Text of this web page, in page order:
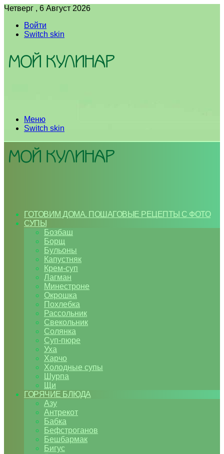
Четверг , 6 Август 2026
Войти
Switch skin
Меню
Switch skin
ГОТОВИМ ДОМА. ПОШАГОВЫЕ РЕЦЕПТЫ С ФОТО
СУПЫ
Бозбаш
Борщ
Бульоны
Капустняк
Крем-суп
Лагман
Минестроне
Окрошка
Похлебка
Рассольник
Свекольник
Солянка
Суп-пюре
Уха
Харчо
Холодные супы
Шурпа
Щи
ГОРЯЧИЕ БЛЮДА
Азу
Антрекот
Бабка
Бефстроганов
Бешбармак
Бигус